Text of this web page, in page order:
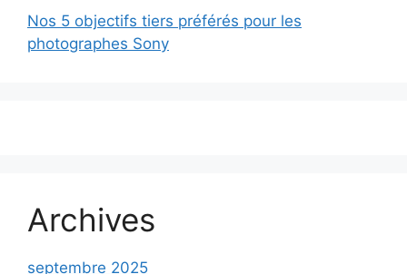
Nos 5 objectifs tiers préférés pour les
photographes Sony
Archives
septembre 2025